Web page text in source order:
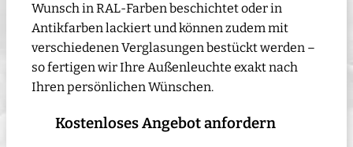
Wunsch in RAL-Farben beschichtet oder in
Antikfarben lackiert und können zudem mit
verschiedenen Verglasungen bestückt werden –
so fertigen wir Ihre Außenleuchte exakt nach
Ihren persönlichen Wünschen.
Kostenloses Angebot anfordern